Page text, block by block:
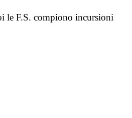
le F.S. compiono incursioni